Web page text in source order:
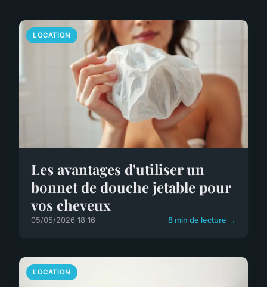
LOCATION
Les avantages d'utiliser un
bonnet de douche jetable pour
vos cheveux
05/05/2026 18:16 8 min de lecture →
LOCATION